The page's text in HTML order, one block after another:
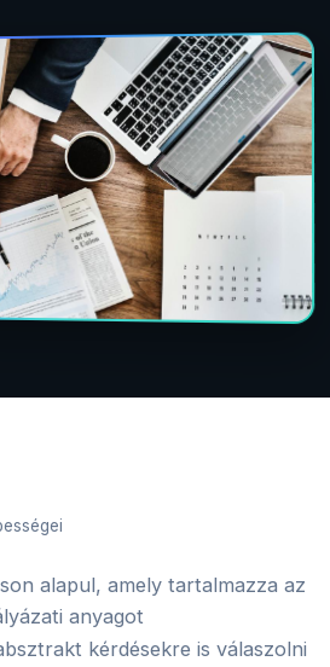
alapul, amely tartalmazza az
anyagot
kérdésekre is válaszolni